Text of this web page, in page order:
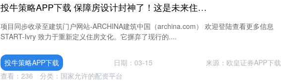
投牛策略APP下载 保障房设计封神了！这是未来住宅该有的样子
项目同步收录至建筑门户网站-ARCHINA建筑中国（archina.com） 欢迎登陆查看更多信息
START-Ivry 致力于重新定义住房文化。它摒弃了现行的....
投牛策略APP下载 日期：03-15
来源：欧皇证券APP下载
查看： 236 分类： 国家允许的配资平台